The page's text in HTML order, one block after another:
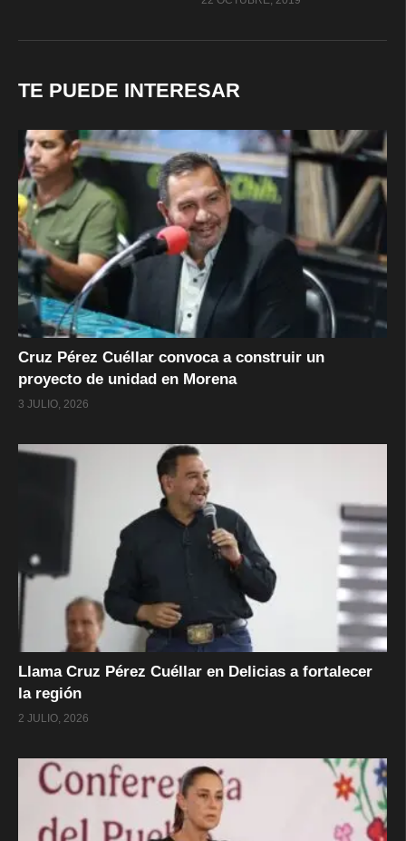
TE PUEDE INTERESAR
Cruz Pérez Cuéllar convoca a construir un
proyecto de unidad en Morena
3 JULIO, 2026
Llama Cruz Pérez Cuéllar en Delicias a fortalecer
la región
2 JULIO, 2026